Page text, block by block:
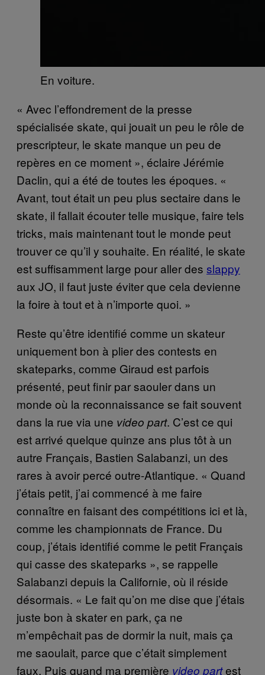
En voiture.
« Avec l’effondrement de la presse
spécialisée skate, qui jouait un peu le rôle de
prescripteur, le skate manque un peu de
repères en ce moment », éclaire Jérémie
Daclin, qui a été de toutes les époques. «
Avant, tout était un peu plus sectaire dans le
skate, il fallait écouter telle musique, faire tels
tricks, mais maintenant tout le monde peut
trouver ce qu’il y souhaite. En réalité, le skate
est suffisamment large pour aller des slappy
aux JO, il faut juste éviter que cela devienne
la foire à tout et à n’importe quoi. »
Reste qu’être identifié comme un skateur
uniquement bon à plier des contests en
skateparks, comme Giraud est parfois
présenté, peut finir par saouler dans un
monde où la reconnaissance se fait souvent
dans la rue via une video part. C’est ce qui
est arrivé quelque quinze ans plus tôt à un
autre Français, Bastien Salabanzi, un des
rares à avoir percé outre-Atlantique. « Quand
j’étais petit, j’ai commencé à me faire
connaître en faisant des compétitions ici et là,
comme les championnats de France. Du
coup, j’étais identifié comme le petit Français
qui casse des skateparks », se rappelle
Salabanzi depuis la Californie, où il réside
désormais. « Le fait qu’on me dise que j’étais
juste bon à skater en park, ça ne
m’empêchait pas de dormir la nuit, mais ça
me saoulait, parce que c’était simplement
faux. Puis quand ma première video partest